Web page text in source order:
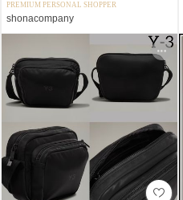
PREMIUM PERSONAL SHOPPER
shonacompany